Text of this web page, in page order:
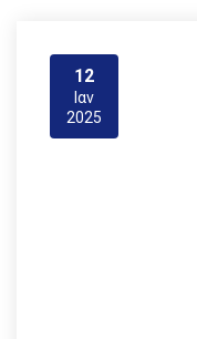
12
Ιαν
2025